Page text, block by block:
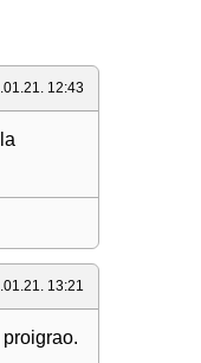
12:43
13:21